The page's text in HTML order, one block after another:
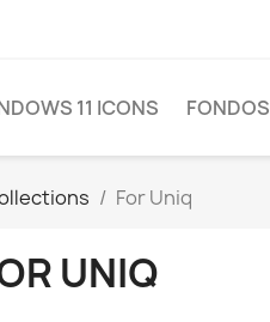
11 ICONS FONDOS
For Uniq
UNIQ